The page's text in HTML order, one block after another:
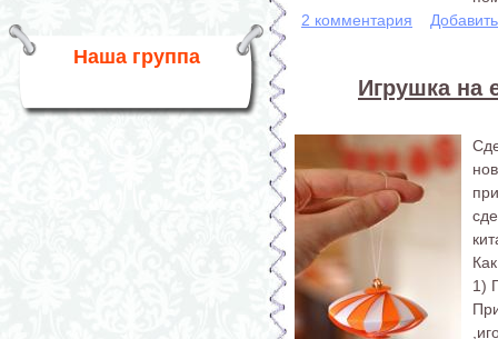
Наша группа
2 комментария
Игрушка на
1)